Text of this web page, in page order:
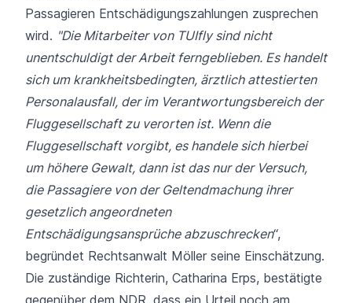
Passagieren Entschädigungszahlungen zusprechen
wird. "Die Mitarbeiter von TUIfly sind nicht
unentschuldigt der Arbeit ferngeblieben. Es handelt
sich um krankheitsbedingten, ärztlich attestierten
Personalausfall, der im Verantwortungsbereich der
Fluggesellschaft zu verorten ist. Wenn die
Fluggesellschaft vorgibt, es handele sich hierbei
um höhere Gewalt, dann ist das nur der Versuch,
die Passagiere von der Geltendmachung ihrer
gesetzlich angeordneten
Entschädigungsansprüche abzuschrecken“,
begründet Rechtsanwalt Möller seine Einschätzung.
Die zuständige Richterin, Catharina Erps, bestätigte
gegenüber dem NDR , dass ein Urteil noch am